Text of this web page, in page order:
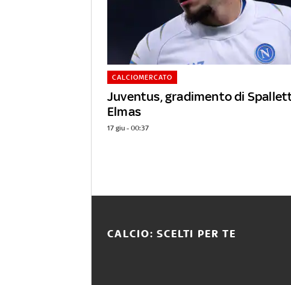
Juventus, gradimento di
Elmas
CALCIOMERCATO
17 giu - 00:37
CALCIO: SCELTI PER TE